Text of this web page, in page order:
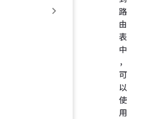
路
由
表
中
，
可
以
使
用